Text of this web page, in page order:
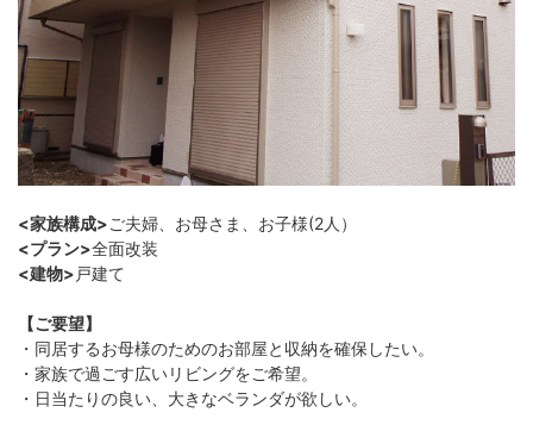
<家族構成>ご夫婦、お母さま、お子様(2人）
<プラン>全面改装
<建物> 戸建て
【ご要望】
・同居するお母様のためのお部屋と収納を確保したい。
・家族で過ごす広いリビングをご希望。
・日当たりの良い、大きなベランダが欲しい。